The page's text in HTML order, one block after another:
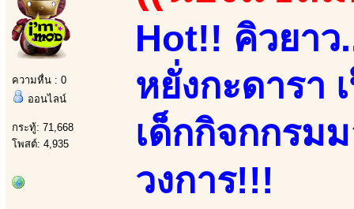
ความหื่น : 0
ออนไลน์
กระทู้: 71,668
โพสต์: 4,935
Hot!! คิวยาว
หยั่งกะดารา
เด็กกิจกกรม
วงการ!!!